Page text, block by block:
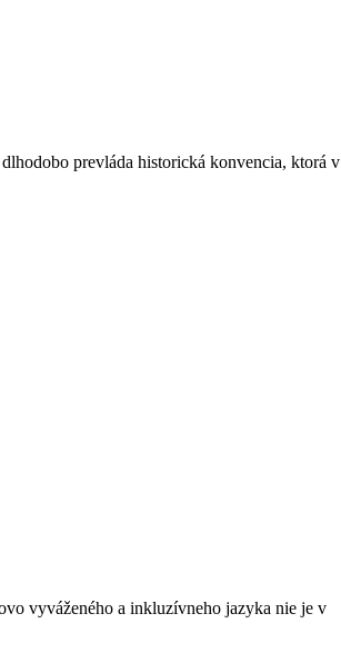
prevláda historická konvencia, ktorá v
vyváženého a inkluzívneho jazyka nie je v